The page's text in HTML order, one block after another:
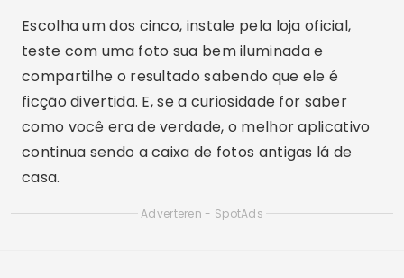
Escolha um dos cinco, instale pela loja oficial,
teste com uma foto sua bem iluminada e
compartilhe o resultado sabendo que ele é
ficção divertida. E, se a curiosidade for saber
como você era de verdade, o melhor aplicativo
continua sendo a caixa de fotos antigas lá de
casa.
Adverteren - SpotAds